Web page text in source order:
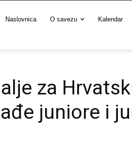
Naslovnica O savezu Kalendar
za
juniore i